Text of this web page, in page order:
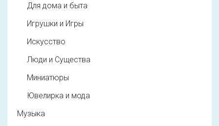
Для дома и быта
Игрушки и Игры
Искусство
Люди и Существа
Миниатюры
Ювелирка и мода
Музыка